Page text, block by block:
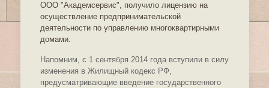
ООО "Академсервис", получило лицензию на
осуществление предпринимательской
деятельности по управлению многоквартирными
домами.
Напомним, с 1 сентября 2014 года вступили в силу
изменения в Жилищный кодекс РФ,
предусматривающие введение государственного